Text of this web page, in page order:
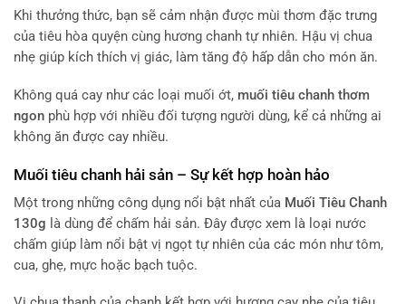
Khi thưởng thức, bạn sẽ cảm nhận được mùi thơm đặc trưng
của tiêu hòa quyện cùng hương chanh tự nhiên. Hậu vị chua
nhẹ giúp kích thích vị giác, làm tăng độ hấp dẫn cho món ăn.
Không quá cay như các loại muối ớt, muối tiêu chanh thơm
ngon phù hợp với nhiều đối tượng người dùng, kể cả những ai
không ăn được cay nhiều.
Muối tiêu chanh hải sản – Sự kết hợp hoàn hảo
Một trong những công dụng nổi bật nhất của Muối Tiêu Chanh
130g là dùng để chấm hải sản. Đây được xem là loại nước
chấm giúp làm nổi bật vị ngọt tự nhiên của các món như tôm,
cua, ghẹ, mực hoặc bạch tuộc.